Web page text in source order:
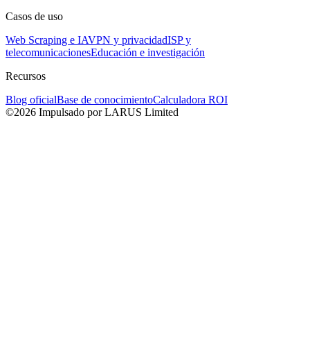
Casos de uso
Web Scraping e IAVPN y privacidadISP y
telecomunicacionesEducación e investigación
Recursos
Blog oficialBase de conocimientoCalculadora ROI
©2026 Impulsado por LARUS Limited